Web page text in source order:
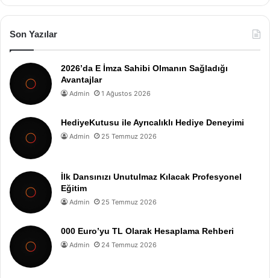
Son Yazılar
2026’da E İmza Sahibi Olmanın Sağladığı
Avantajlar
Admin 1 Ağustos 2026
HediyeKutusu ile Ayrıcalıklı Hediye Deneyimi
Admin 25 Temmuz 2026
İlk Dansınızı Unutulmaz Kılacak Profesyonel
Eğitim
Admin 25 Temmuz 2026
000 Euro’yu TL Olarak Hesaplama Rehberi
Admin 24 Temmuz 2026